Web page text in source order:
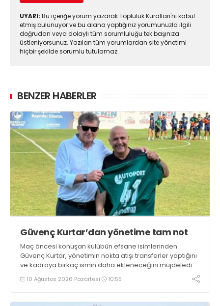
UYARI: Bu içeriğe yorum yazarak Topluluk Kuralları'nı kabul
etmiş bulunuyor ve bu alana yaptığınız yorumunuzla ilgili
doğrudan veya dolaylı tüm sorumluluğu tek başınıza
üstleniyorsunuz. Yazılan tüm yorumlardan site yönetimi
hiçbir şekilde sorumlu tutulamaz.
BENZER HABERLER
Güvenç Kurtar’dan yönetime tam not
Maç öncesi konuşan kulübün efsane isimlerinden
Güvenç Kurtar, yönetimin nokta atışı transferler yaptığını
ve kadroya birkaç ismin daha ekleneceğini müjdeledi
10 Ağustos 2026 Pazartesi 10:55